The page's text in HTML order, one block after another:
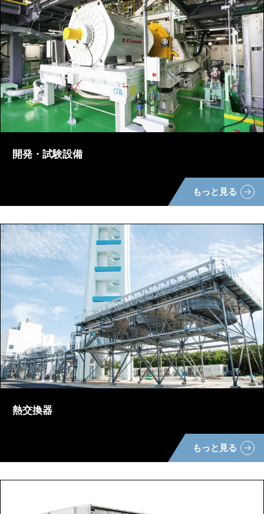
開発・試験設備
もっと見る
熱交換器
もっと見る